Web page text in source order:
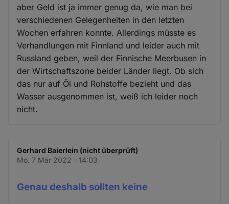
aber Geld ist ja immer genug da, wie man bei
verschiedenen Gelegenheiten in den letzten
Wochen erfahren konnte. Allerdings müsste es
Verhandlungen mit Finnland und leider auch mit
Russland geben, weil der Finnische Meerbusen in
der Wirtschaftszone beider Länder liegt. Ob sich
das nur auf Öl und Rohstoffe bezieht und das
Wasser ausgenommen ist, weiß ich leider noch
nicht.
Gerhard Baierlein (nicht überprüft)
Mo. 7 Mär 2022 - 14:03
Genau deshalb sollten keine